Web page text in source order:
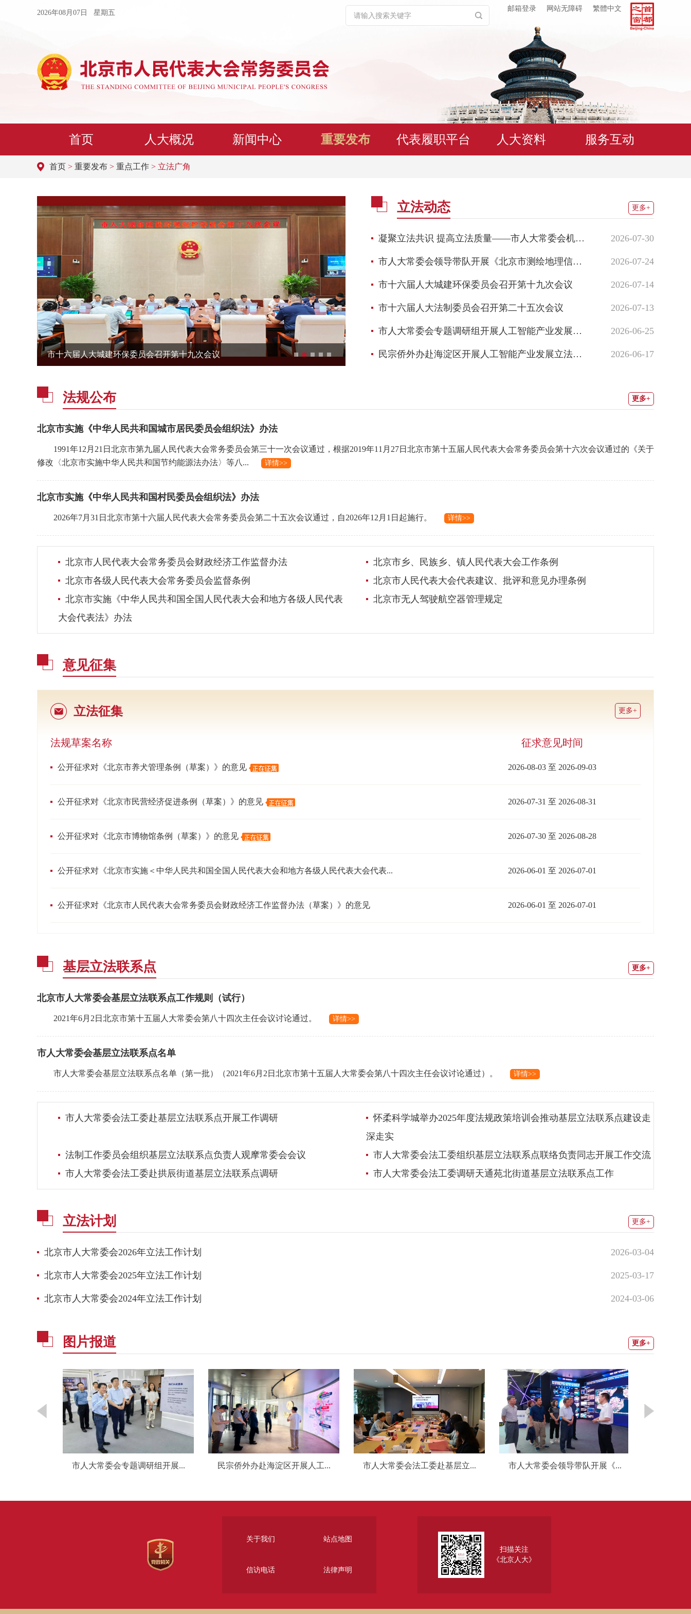
2026年08月07日 星期五
邮箱登录 网站无障碍 繁體中文
首页 人大概况 新闻中心 重要发布 代表履职平台 人大资料 服务互动
首页 > 重要发布 > 重点工作 > 立法广角
市十六届人大城建环保委员会召开第十九次会议 市十六届人大法制委员会召开第二十五次会议
立法动态
​凝聚立法共识 提高立法质量——市人大常委会机关举办第五期“人大业务工作坊” 2026-07-30
市人大常委会领导带队开展《北京市测绘地理信息条例》立法调研 2026-07-24
市十六届人大城建环保委员会召开第十九次会议 2026-07-14
市十六届人大法制委员会召开第二十五次会议 2026-07-13
市人大常委会专题调研组开展人工智能产业发展立法专题调研 2026-06-25
民宗侨外办赴海淀区开展人工智能产业发展立法调研 2026-06-17
更多+
法规公布 更多+
​北京市实施《中华人民共和国城市居民委员会组织法》办法
1991年12月21日北京市第九届人民代表大会常务委员会第三十一次会议通过，根据2019年11月27日北京市第十五届人民代表大会常务委员会第十六次会议通过的《关于
修改〈北京市实施中华人民共和国节约能源法办法〉等八...
详情>>
​北京市实施《中华人民共和国村民委员会组织法》办法
2026年7月31日北京市第十六届人民代表大会常务委员会第二十五次会议通过，自2026年12月1日起施行。 详情>>
北京市人民代表大会常务委员会财政经济工作监督办法
北京市乡、民族乡、镇人民代表大会工作条例
北京市各级人民代表大会常务委员会监督条例
北京市人民代表大会代表建议、批评和意见办理条例
北京市实施《中华人民共和国全国人民代表大会和地方各级人民代表
大会代表法》办法
北京市无人驾驶航空器管理规定
意见征集
基层立法联系点 更多+
北京市人大常委会基层立法联系点工作规则（试行）
2021年6月2日北京市第十五届人大常委会第八十四次主任会议讨论通过。 详情>>
市人大常委会基层立法联系点名单
市人大常委会基层立法联系点名单（第一批）（2021年6月2日北京市第十五届人大常委会第八十四次主任会议讨论通过）。 详情>>
市人大常委会法工委赴基层立法联系点开展工作调研
怀柔科学城举办2025年度法规政策培训会推动基层立法联系点建设走
深走实
法制工作委员会组织基层立法联系点负责人观摩常委会会议
市人大常委会法工委组织基层立法联系点联络负责同志开展工作交流
市人大常委会法工委赴拱辰街道基层立法联系点调研
市人大常委会法工委调研天通苑北街道基层立法联系点工作
立法计划
北京市人大常委会2026年立法工作计划 2026-03-04
北京市人大常委会2025年立法工作计划 2025-03-17
北京市人大常委会2024年立法工作计划 2024-03-06
更多+
图片报道 更多+
市人大常委会专题调研组开展... 民宗侨外办赴海淀区开展人工... 市人大常委会法工委赴基层立... 市人大常委会领导带队开展《...
扫描关注
《北京人大》
关于我们 站点地图
信访电话 法律声明